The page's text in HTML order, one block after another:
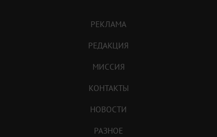
РЕКЛАМА
РЕДАКЦИЯ
МИССИЯ
КОНТАКТЫ
НОВОСТИ
РАЗНОЕ